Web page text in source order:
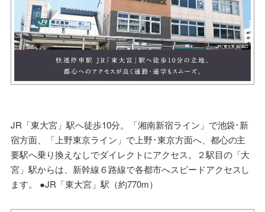
JR「東大宮」駅へ徒歩10分。「湘南新宿ライン」で池袋･新
宿方面、「上野東京ライン」で上野･東京方面へ、都心の主
要駅へ乗り換えなしでダイレクトにアクセス。２駅目の「大
宮」駅からは、新幹線６路線で各都市へスピードアクセスし
ます。 ●JR「東大宮」駅（約770m）